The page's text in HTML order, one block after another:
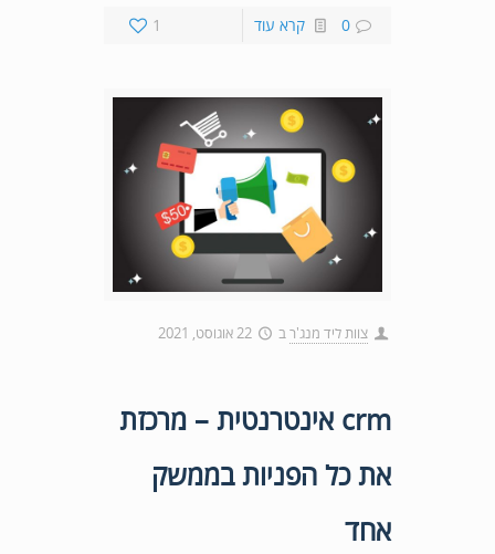
1 0 קרא עוד
צוות ליד מנג'רב 22 אוגוסט, 2021
crm אינטרנטית – מרכזת
את כל הפניות בממשק
אחד